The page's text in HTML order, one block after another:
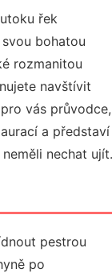
řek
bohatou
rozmanitou
navštívit
vás průvodce,
a představí
nechat ujít.
pestrou
po